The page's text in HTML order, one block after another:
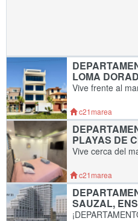
LOMA
Vive frente al
atardeceres
de Ensenada.
DEPART
c21marea
PLAYAS DE
Vive cerca del
clóset (principal
S
c21marea
SAUZAL,